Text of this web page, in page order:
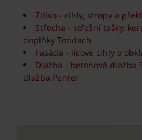
Zdivo - cihly, stropy a
Střecha - střešní tašky,
doplňky Tondach
Fasáda - lícové cihly a
Dlažba - betonová dlažba
dlažba Penter